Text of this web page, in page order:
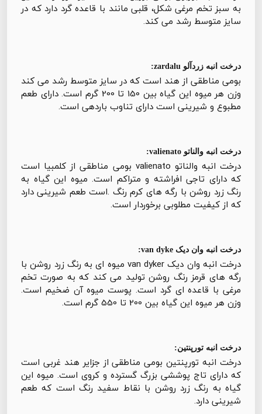
به سبز تخم مرغی شکل، قلبی مانند با قاعده گرد دارد که در
سایز متوسط رشد می کند.
درخت انبه زردآلو zardalu:
بومی مناطقی از هند است که در سایز متوسط رشد می کند
وزن هر میوه این گیاه بین 150 تا 200 گرم است. دارای طعم
مطبوع و شیرینی است دارای تناوب باردهی است.
درخت انبه والناتو valienato:
درخت انبه والناتو valienato بومی مناطقی از کلمبیا است
که دارای تاجی افراشته و متراکم است. میوه این گیاه به
رنگ زرد روشن با رگه های کرم رنگ .است طعم شیرینی دارد
که از کیفیت مطلوبی برخوردار است.
درخت انبه وان دیک van dyke:
درخت انبه وان دیک van dyker میوه ای به رنگ زرد روشن با
رگه های قرمز رنگ روشن تولید می کند که به صورت تخم
مرغی با قاعده ای گرد است. پوست میوه آن ضخیم است.
وزن هر میوه این گیاه بین 200 تا 550 گرم است.
درخت انبه تورپنتین:
درخت انبه تورپنتین بومی مناطقی از جزایر هند غربی است
که دارای تاج پوششی بزرگ گسترده و کروی است. میوه این
گیاه به رنگ زرد روشن با نقاط سفید رنگ است که طعم
شیرینی دارد.